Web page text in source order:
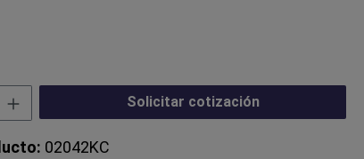
producto: introduce la cantidad
Solicitar cotización
02042KC